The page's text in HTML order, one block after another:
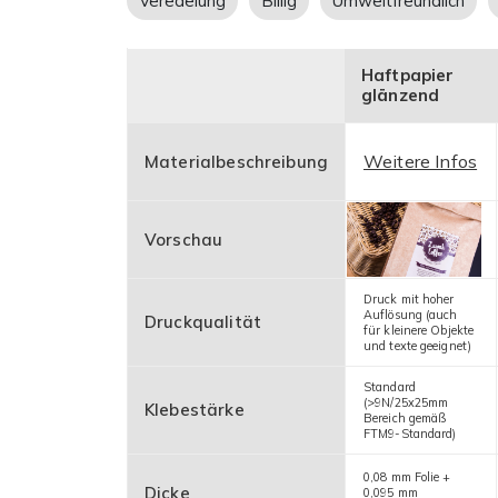
Haftpapier
glänzend
Materialbeschreibung Weitere Infos
Vorschau
Druckqualität
Druck mit hoher
Auflösung (auch
für kleinere Objekte
und texte geeignet)
Klebestärke
Standard
(>9N/25x25mm
Bereich gemäß
FTM9-Standard)
Dicke
0,08 mm Folie +
0,095 mm